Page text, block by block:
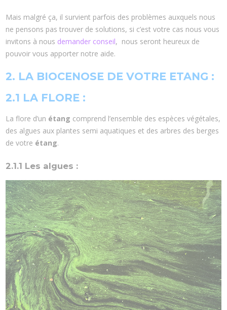
Mais malgré ça, il survient parfois des problèmes auxquels nous
ne pensons pas trouver de solutions, si c’est votre cas nous vous
invitons à nous demander conseil, nous seront heureux de
pouvoir vous apporter notre aide.
2. LA BIOCENOSE DE VOTRE ETANG :
2.1 LA FLORE :
La flore d’un étang comprend l’ensemble des espèces végétales,
des algues aux plantes semi aquatiques et des arbres des berges
de votre étang.
2.1.1 Les algues :